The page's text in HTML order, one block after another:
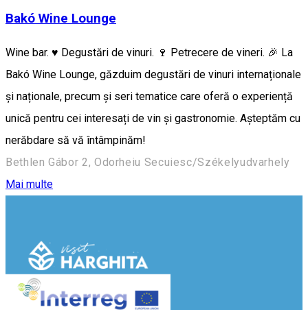
Bakó Wine Lounge
Wine bar. ♥️ Degustări de vinuri. 🍷 Petrecere de vineri. 🎉 La
Bakó Wine Lounge, găzduim degustări de vinuri internaționale
și naționale, precum și seri tematice care oferă o experiență
unică pentru cei interesați de vin și gastronomie. Așteptăm cu
nerăbdare să vă întâmpinăm!
Bethlen Gábor 2, Odorheiu Secuiesc/Székelyudvarhely
Mai multe